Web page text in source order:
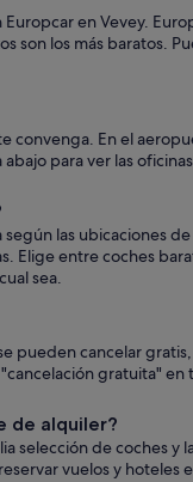
en Vevey.
son los más baratos.
convenga. En el
para ver las
las ubicaciones
Elige entre coches
sea.
pueden cancelar
gratuita"
de alquiler?
selección de coches
vuelos y